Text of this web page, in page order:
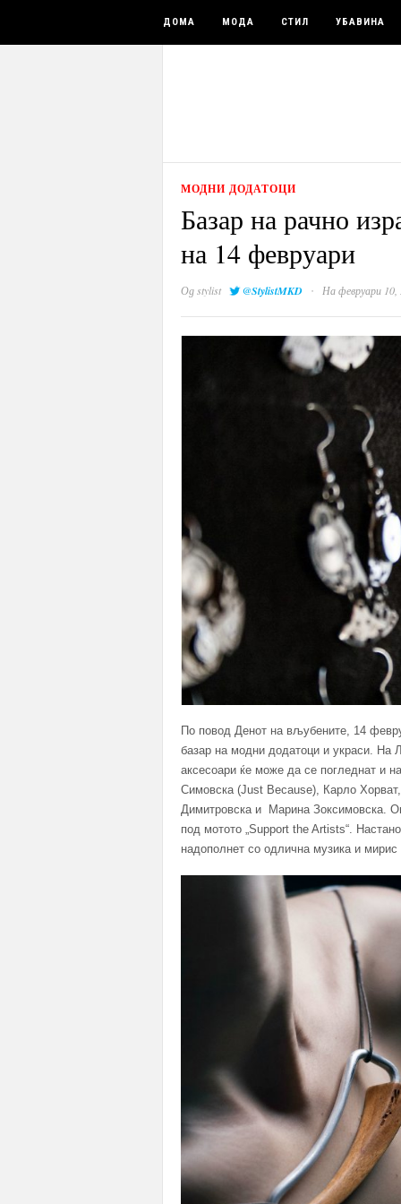
ДОМА МОДА СТИЛ УБАВИНА
МОДНИ ДОДАТОЦИ
Базар на рачно
на 14 февруари
Одstylist @StylistMKD · На февруари 10,
По повод Денот на вљубените, 14
базар на модни додатоци и украси. На
аксесоари ќе може да се погледнат и
Симовска (Just Because), Карло
Димитровска и Марина Зоксимовска.
под мотото „Support the Artists“.
надополнет со одлична музика и